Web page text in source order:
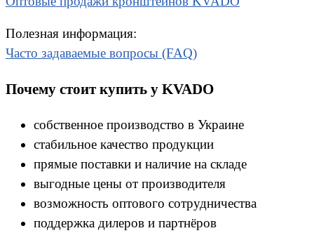
Полезная информация:
Часто задаваемые вопросы (FAQ)
Почему стоит купить у KVADO
собственное производство в Украине
стабильное качество продукции
прямые поставки и наличие на складе
выгодные цены от производителя
возможность оптового сотрудничества
поддержка дилеров и партнёров